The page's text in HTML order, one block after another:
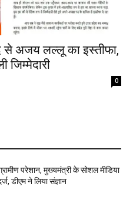
से अजय लल्लू का इस्तीफा,
जिम्मेदारी
0
परेशान, मुख्यमंत्री के सोशल मीडिया
डीएम ने लिया संज्ञान